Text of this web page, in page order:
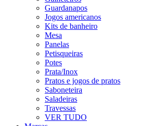
Guardanapos
Jogos americanos
Kits de banheiro
Mesa
Panelas
Petisqueiras
Potes
Prata/Inox
Pratos e jogos de pratos
Saboneteira
Saladeiras
Travessas
VER TUDO